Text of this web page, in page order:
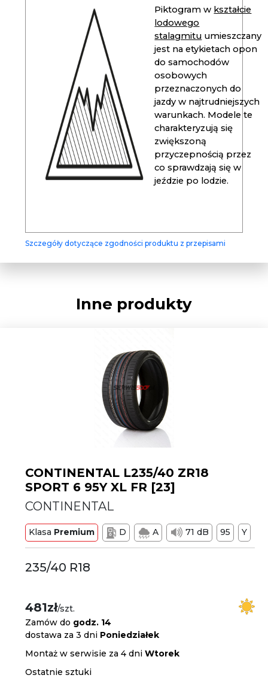
Piktogram w kształcie
lodowego
stalagmitu umieszczany
jest na etykietach opon
do samochodów
osobowych
przeznaczonych do
jazdy w najtrudniejszych
warunkach. Modele te
charakteryzują się
zwiększoną
przyczepnością przez
co sprawdzają się w
jeździe po lodzie.
Szczegóły dotyczące zgodności produktu z przepisami
Inne produkty
CONTINENTAL L235/40 ZR18
SPORT 6 95Y XL FR [23]
CONTINENTAL
Klasa Premium D A 71 dB 95 Y
235/40 R18
481zł/szt.
Zamów do godz. 14
dostawa za 3 dni Poniedziałek
Montaż w serwisie za 4 dniWtorek
Ostatnie sztuki